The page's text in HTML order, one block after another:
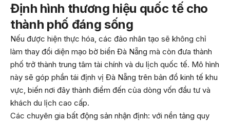
Định hình thương hiệu quốc tế cho
thành phố đáng sống
Nếu được hiện thực hóa, các đảo nhân tạo sẽ không chỉ
làm thay đổi diện mạo bờ biển Đà Nẵng mà còn đưa thành
phố trở thành trung tâm tài chính và du lịch quốc tế. Mô hình
này sẽ góp phần tái định vị Đà Nẵng trên bản đồ kinh tế khu
vực, biến nơi đây thành điểm đến của dòng vốn đầu tư và
khách du lịch cao cấp.
Các chuyên gia bất động sản nhận định: với nền tảng quy